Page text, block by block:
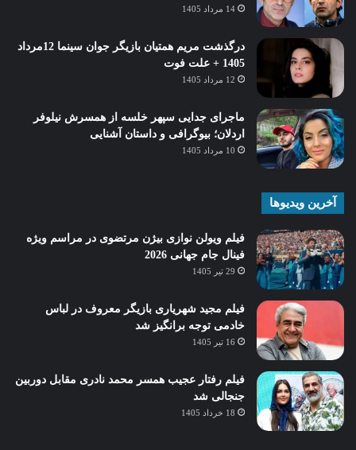
14 مرداد 1405
درگذشت مریم همتیان بازیگر جوان سینما 12مرداد
1405 + علت فوت
12 مرداد 1405
ماجرای جدایی سپهر خلسه از همسرش نیلوفر
اردلان؛ بیوگرافی و داستان آشنایی
10 مرداد 1405
آخرین ویدیوها
فیلم ویولن نوازی بیژن مرتضوی در مراسم ویژه
فینال جام جهانی 2026
29 تیر 1405
فیلم مجید شهریاری بازیگر معروف در لباس
خادمی توجه برانگیز شد
16 تیر 1405
فیلم رفتار عجیب همسر محمد نادری مقابل دوربین
جنجالی شد
18 خرداد 1405